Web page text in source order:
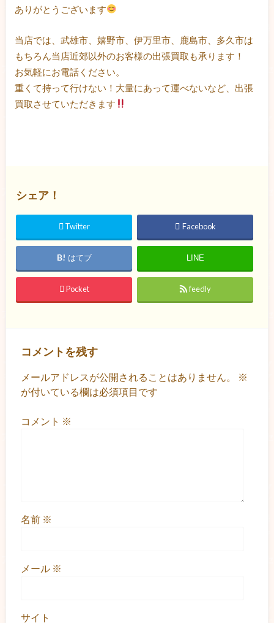
ありがとうございます
当店では、武雄市、嬉野市、伊万里市、鹿島市、多久市は
もちろん当店近郊以外のお客様の出張買取も承ります！
お気軽にお電話ください。
重くて持って行けない！大量にあって運べないなど、出張
買取させていただきます
シェア！
Twitter Facebook
はてブ LINE
Pocket feedly
コメントを残す
メールアドレスが公開されることはありません。
※
が付いている欄は必須項目です
コメント ※
名前 ※
メール ※
サイト